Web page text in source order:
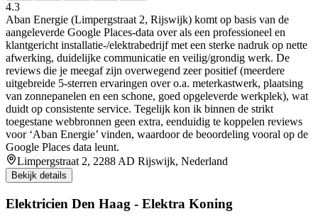
4.3
Aban Energie (Limpergstraat 2, Rijswijk) komt op basis van de
aangeleverde Google Places-data over als een professioneel en
klantgericht installatie-/elektrabedrijf met een sterke nadruk op nette
afwerking, duidelijke communicatie en veilig/grondig werk. De
reviews die je meegaf zijn overwegend zeer positief (meerdere
uitgebreide 5-sterren ervaringen over o.a. meterkastwerk, plaatsing
van zonnepanelen en een schone, goed opgeleverde werkplek), wat
duidt op consistente service. Tegelijk kon ik binnen de strikt
toegestane webbronnen geen extra, eenduidig te koppelen reviews
voor ‘Aban Energie’ vinden, waardoor de beoordeling vooral op de
Google Places data leunt.
Limpergstraat 2, 2288 AD Rijswijk, Nederland
Bekijk details
Elektricien Den Haag - Elektra Koning